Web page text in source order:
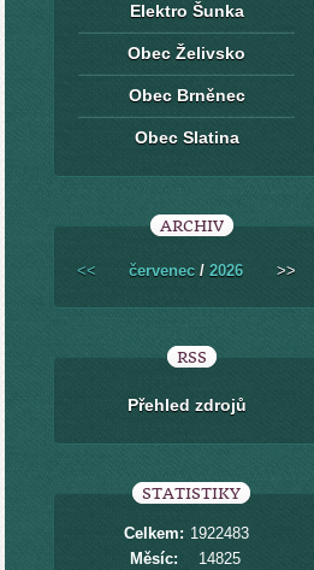
Elektro Šunka
Obec Želivsko
Obec Brněnec
Obec Slatina
ARCHIV
<< červenec / 2026 >>
RSS
Přehled zdrojů
STATISTIKY
Celkem: 1922483
Měsíc:
14825